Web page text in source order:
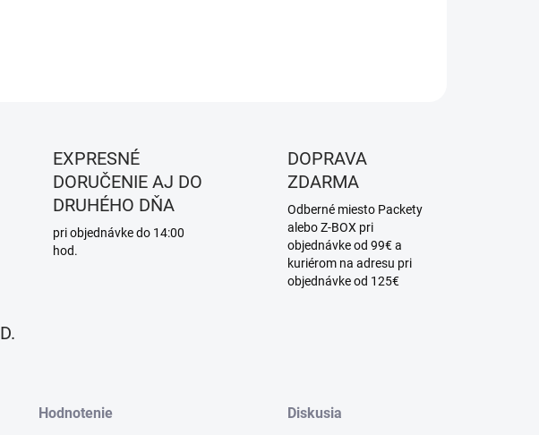
EXPRESNÉ
DORUČENIE AJ DO
DRUHÉHO DŇA
pri objednávke do 14:00
hod.
DOPRAVA
ZDARMA
Odberné miesto Packety
alebo Z-BOX pri
objednávke od 99€ a
kuriérom na adresu pri
objednávke od 125€
Hodnotenie Diskusia